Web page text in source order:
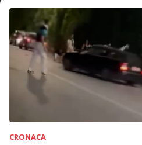
CRONACA